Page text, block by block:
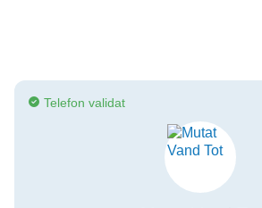
Telefon validat